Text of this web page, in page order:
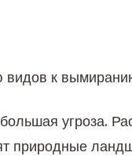
видов к
угроза.
природные